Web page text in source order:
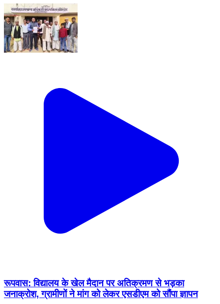
रूपवास: विद्यालय के खेल मैदान पर अतिक्रमण से भड़का
जनाक्रोश, ग्रामीणों ने मांग को लेकर एसडीएम को सौंपा ज्ञापन